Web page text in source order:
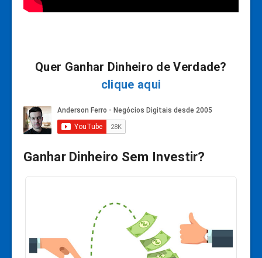
Quer Ganhar Dinheiro de Verdade?
clique aqui
Ganhar Dinheiro Sem Investir?